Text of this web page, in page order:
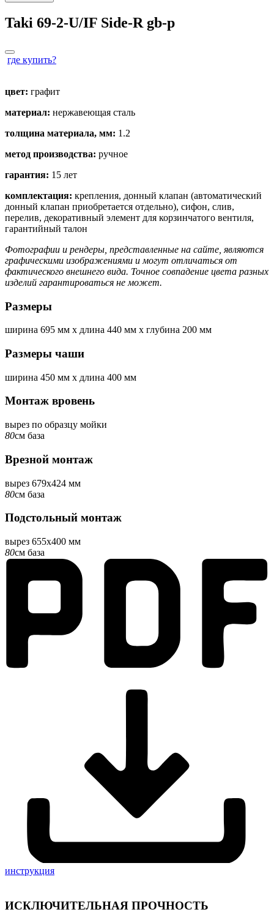
2-
Side-
Taki 69-2-U/IF Side-R gb-p
где купить?
цвет: графит
материал: нержавеющая сталь
толщина материала, мм: 1.2
метод производства: ручное
гарантия: 15 лет
комплектация: крепления, донный клапан (автоматический
донный клапан приобретается отдельно), сифон, слив,
перелив, декоративный элемент для корзинчатого вентиля,
гарантийный талон
Фотографии и рендеры, представленные на сайте, являются
графическими изображениями и могут отличаться от
фактического внешнего вида. Точное совпадение цвета разных
изделий гарантироваться не может.
Размеры
ширина 695 мм x длина 440 мм x глубина 200 мм
Размеры чаши
ширина 450 мм x длина 400 мм
Монтаж вровень
вырез по образцу мойки
80см база
Врезной монтаж
вырез 679x424 мм
80см база
Подстольный монтаж
вырез 655x400 мм
80см база
инструкция
ИСКЛЮЧИТЕЛЬНАЯ ПРОЧНОСТЬ